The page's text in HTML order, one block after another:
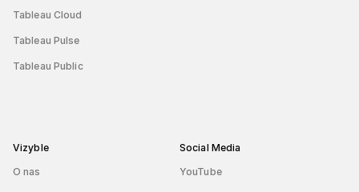
Tableau Cloud
Tableau Pulse
Tableau Public
Vizyble
O nas
Social Media
YouTube